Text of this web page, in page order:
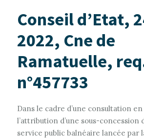
Conseil d’Etat,
2022, Cne de
Ramatuelle,
n°457733
Dans le cadre d’une consultation en
l’attribution d’une sous-concession
service public balnéaire lancée par